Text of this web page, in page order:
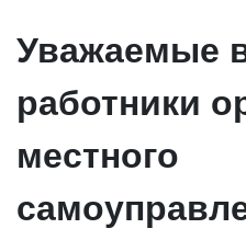
Уважаемые
работники
местного